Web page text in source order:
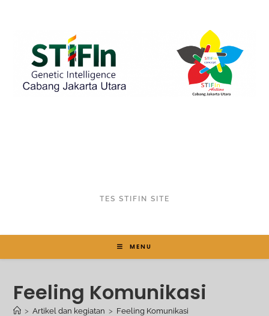
TES STIFIN SITE
MENU
Feeling Komunikasi
> Artikel dan kegiatan > Feeling Komunikasi